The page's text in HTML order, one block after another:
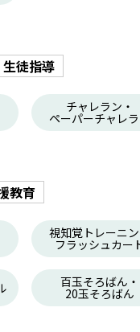
徒指導
チャレラン・
ペーパーチャレ
教育
視知覚トレーニ
フラッシュカー
百玉そろばん・
20玉そろばん